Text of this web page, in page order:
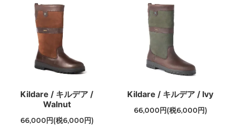
Kildare / キルデア /
Walnut
66,000円(税6,000円)
Kildare / キルデア / Ivy
66,000円(税6,000円)